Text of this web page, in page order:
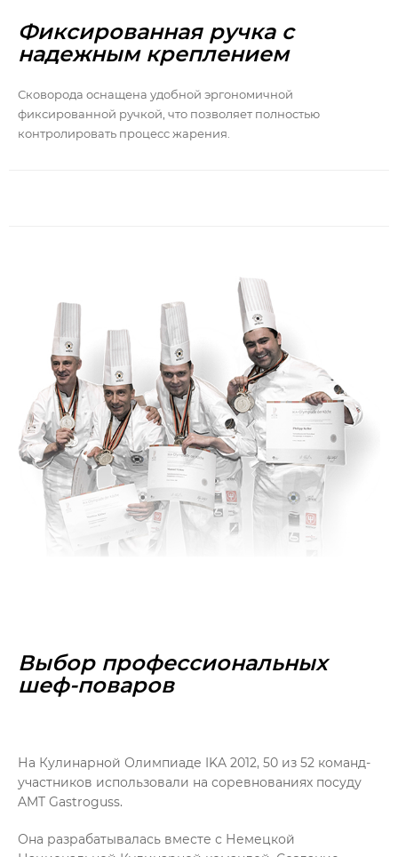
Фиксированная ручка с
надежным креплением
Сковорода оснащена удобной эргономичной
фиксированной ручкой, что позволяет полностью
контролировать процесс жарения.
Выбор профессиональных
шеф-поваров
На Кулинарной Олимпиаде IKA 2012, 50 из 52 команд-
участников использовали на соревнованиях посуду
AMT Gastroguss.
Она разрабатывалась вместе с Немецкой